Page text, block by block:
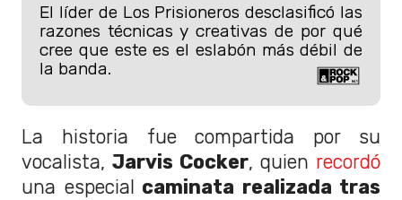
El líder de Los Prisioneros desclasificó las
razones técnicas y creativas de por qué
cree que este es el eslabón más débil de
la banda.
La historia fue compartida por su
vocalista, Jarvis Cocker, quien recordó
una especial caminata realizada tras